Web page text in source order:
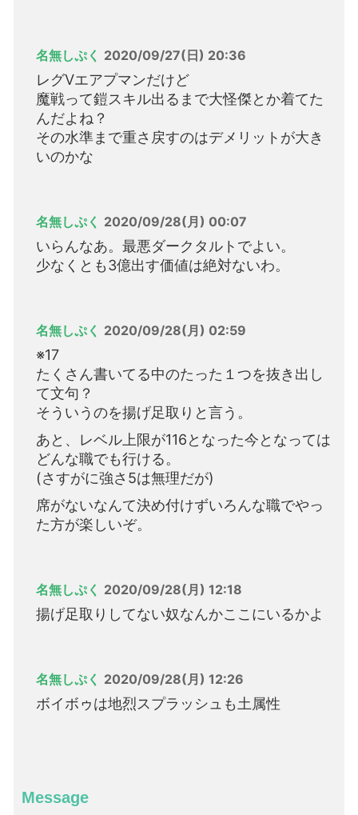
名無しぷく 2020/09/27(日) 20:36
レグVエアプマンだけど
魔戦って鎧スキル出るまで大怪傑とか着てた
んだよね？
その水準まで重さ戻すのはデメリットが大き
いのかな
名無しぷく 2020/09/28(月) 00:07
いらんなあ。最悪ダークタルトでよい。
少なくとも3億出す価値は絶対ないわ。
名無しぷく 2020/09/28(月) 02:59
※17
たくさん書いてる中のたった１つを抜き出し
て文句？
そういうのを揚げ足取りと言う。
あと、レベル上限が116となった今となっては
どんな職でも行ける。
(さすがに強さ5は無理だが)
席がないなんて決め付けずいろんな職でやっ
た方が楽しいぞ。
名無しぷく 2020/09/28(月) 12:18
揚げ足取りしてない奴なんかここにいるかよ
名無しぷく 2020/09/28(月) 12:26
ボイボゥは地烈スプラッシュも土属性
Message